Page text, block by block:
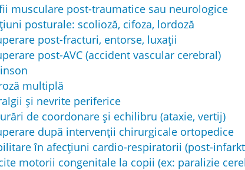
musculare post-traumatice sau neurologice
posturale: scolioză, cifoza, lordoză
post-fracturi, entorse, luxații
post-AVC (accident vascular cerebral)
multiplă
și nevrite periferice
de coordonare și echilibru (ataxie, vertij)
după intervenții chirurgicale ortopedice
în afecțiuni cardio-respiratorii (post-
motorii congenitale la copii (ex: paralizie